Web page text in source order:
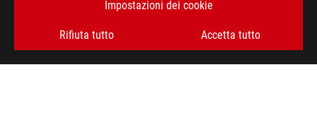
Impostazioni dei cookie
Rifiuta tutto Accetta tutto